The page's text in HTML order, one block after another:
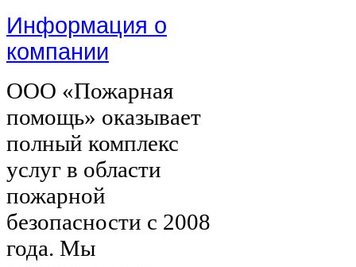
Информация о
компании
ООО «Пожарная
помощь» оказывает
полный комплекс
услуг в области
пожарной
безопасности с 2008
года. Мы